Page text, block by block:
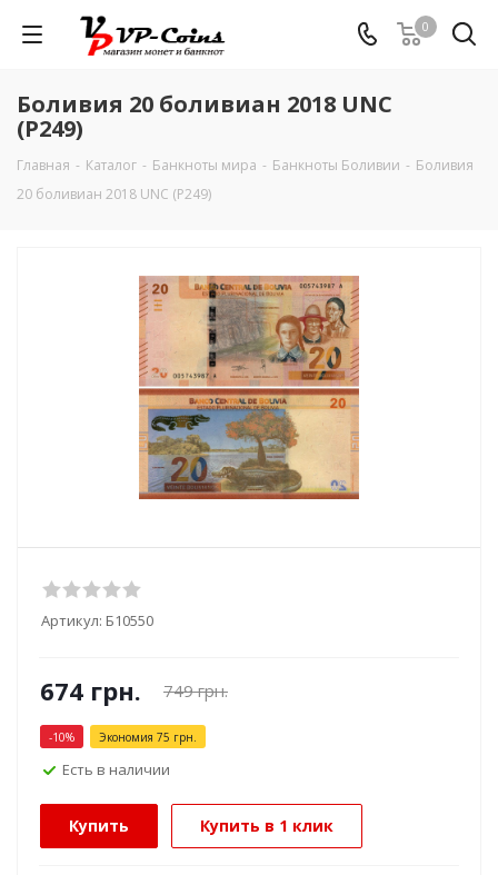
0
Боливия 20 боливиан 2018 UNC
(P249)
Главная - Каталог - Банкноты мира - Банкноты Боливии - Боливия
20 боливиан 2018 UNC (P249)
Артикул: Б10550
674 грн. 749грн.
-10% Экономия 75 грн.
Есть в наличии
Купить Купить в 1 клик